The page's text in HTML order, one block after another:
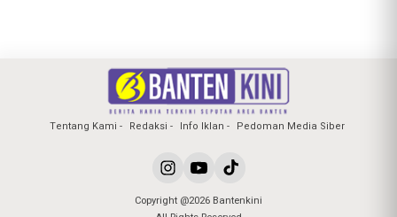
Tentang Kami Redaksi Info Iklan Pedoman Media Siber
Copyright @2026 Bantenkini